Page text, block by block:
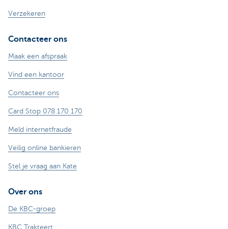
Verzekeren
Contacteer ons
Maak een afspraak
Vind een kantoor
Contacteer ons
Card Stop 078 170 170
Meld internetfraude
Veilig online bankieren
Stel je vraag aan Kate
Over ons
De KBC-groep
KBC Trakteert